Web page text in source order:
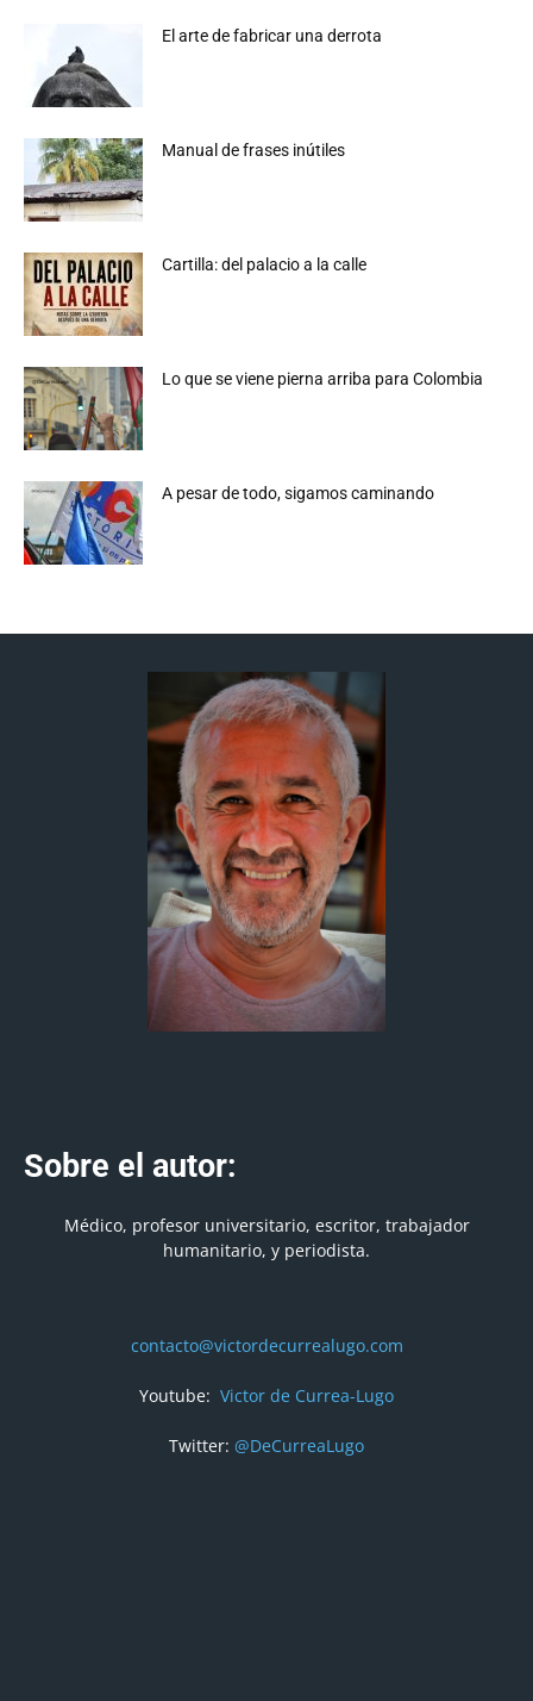
El arte de fabricar una derrota
Manual de frases inútiles
Cartilla: del palacio a la calle
Lo que se viene pierna arriba para Colombia
A pesar de todo, sigamos caminando
Sobre el autor:
Médico, profesor universitario, escritor, trabajador
humanitario, y periodista.
contacto@victordecurrealugo.com
Youtube: Victor de Currea-Lugo
Twitter: @DeCurreaLugo